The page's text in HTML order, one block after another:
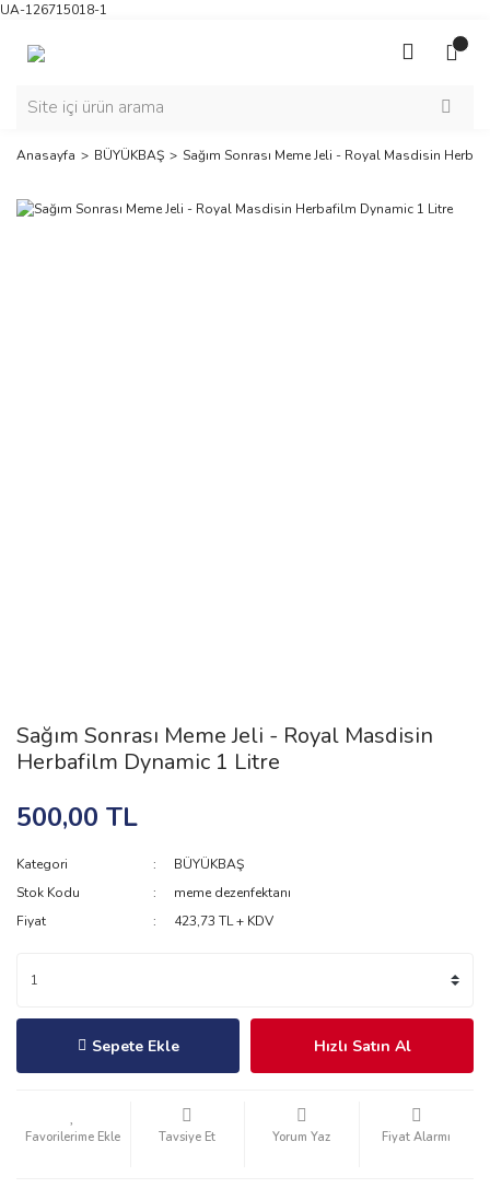
UA-126715018-1
Anasayfa BÜYÜKBAŞ Sağım Sonrası Meme Jeli - Royal Masdisin
Sağım Sonrası Meme Jeli - Royal Masdisin
Herbafilm Dynamic 1 Litre
500,00 TL
Kategori
BÜYÜKBAŞ
Stok Kodu
meme dezenfektanı
Fiyat
423,73 TL + KDV
Sepete Ekle Hızlı Satın Al
Tavsiye Et Yorum Yaz Fiyat Alarmı